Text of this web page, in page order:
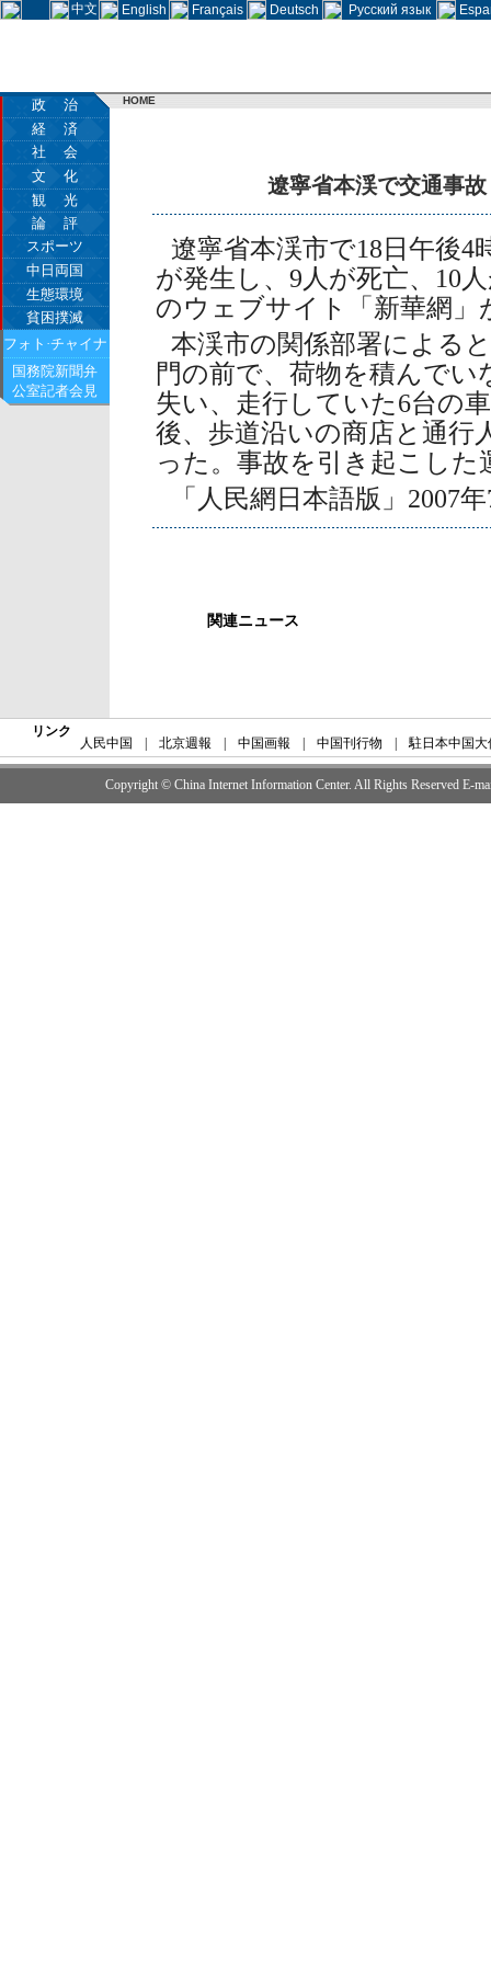
中文 English Français Deutsch Русский язык
政 治
経 済
社 会
文 化
観 光
論 評
スポーツ
中日両国
生態環境
貧困撲滅
フォト·チャイナ
国務院新聞弁
公室記者会見
HOME
遼寧省本渓で交通事
遼寧省本渓市で18日午後4
が発生し、9人が死亡、10
のウェブサイト「新華網」
本渓市の関係部署による
門の前で、荷物を積んで
失い、走行していた6台の
後、歩道沿いの商店と通行
った。事故を引き起こし
「人民網日本語版」2007
関連ニュース
リンク
人民中国 北京週報 中国画報 中国刊行物 駐日本中国大
Copyright © China Internet Information Center. All Rights Reserved E-